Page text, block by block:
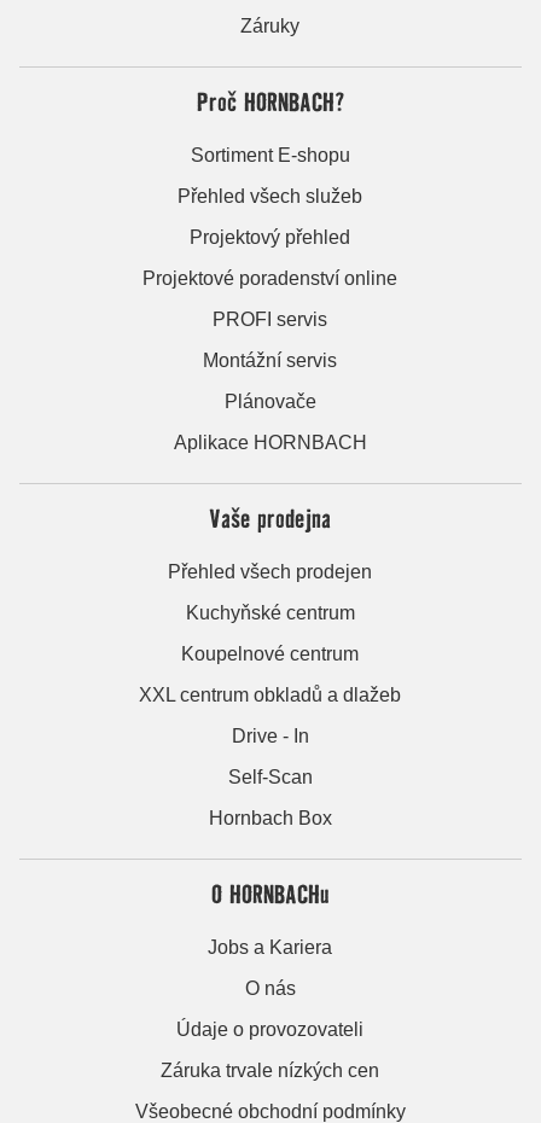
Záruky
Proč HORNBACH?
Sortiment E-shopu
Přehled všech služeb
Projektový přehled
Projektové poradenství online
PROFI servis
Montážní servis
Plánovače
Aplikace HORNBACH
Vaše prodejna
Přehled všech prodejen
Kuchyňské centrum
Koupelnové centrum
XXL centrum obkladů a dlažeb
Drive - In
Self-Scan
Hornbach Box
O HORNBACHu
Jobs a Kariera
O nás
Údaje o provozovateli
Záruka trvale nízkých cen
Všeobecné obchodní podmínky